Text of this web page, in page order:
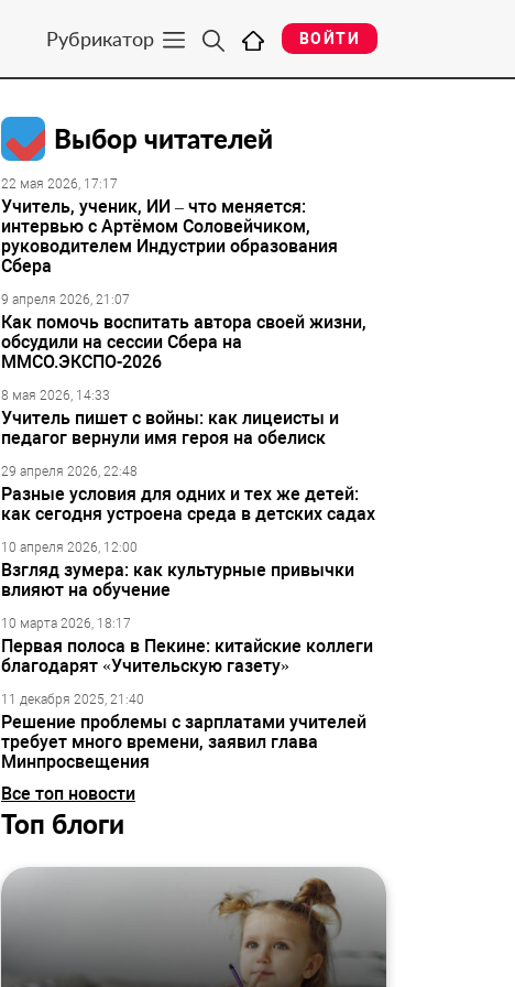
Рубрикатор ВОЙТИ
Выбор читателей
22 мая 2026, 17:17
Учитель, ученик, ИИ – что меняется:
интервью с Артёмом Соловейчиком,
руководителем Индустрии образования
Сбера
9 апреля 2026, 21:07
Как помочь воспитать автора своей жизни,
обсудили на сессии Сбера на
ММСО.ЭКСПО-2026
8 мая 2026, 14:33
Учитель пишет с войны: как лицеисты и
педагог вернули имя героя на обелиск
29 апреля 2026, 22:48
Разные условия для одних и тех же детей:
как сегодня устроена среда в детских садах
10 апреля 2026, 12:00
Взгляд зумера: как культурные привычки
влияют на обучение
10 марта 2026, 18:17
Первая полоса в Пекине: китайские коллеги
благодарят «Учительскую газету»
11 декабря 2025, 21:40
Решение проблемы с зарплатами учителей
требует много времени, заявил глава
Минпросвещения
Все топ новости
Топ блоги